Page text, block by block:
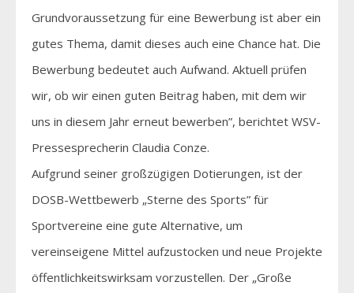
Grundvoraussetzung für eine Bewerbung ist aber ein
gutes Thema, damit dieses auch eine Chance hat. Die
Bewerbung bedeutet auch Aufwand. Aktuell prüfen
wir, ob wir einen guten Beitrag haben, mit dem wir
uns in diesem Jahr erneut bewerben”, berichtet WSV-
Pressesprecherin Claudia Conze.
Aufgrund seiner großzügigen Dotierungen, ist der
DOSB-Wettbewerb „Sterne des Sports” für
Sportvereine eine gute Alternative, um
vereinseigene Mittel aufzustocken und neue Projekte
öffentlichkeitswirksam vorzustellen. Der „Große